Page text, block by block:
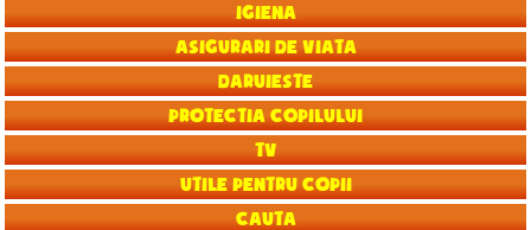
Igiena
Asigurari de viata
Daruieste
Protectia copilului
TV
Utile pentru copii
Cauta